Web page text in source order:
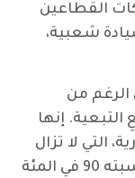
القطاعين
شعبية،
من
1956، غير وضعِ التبعية. إنها
التي لا تزال
تُمثل في سنوات 2019-2020 زُهاء ما نسبته 90 في المئة